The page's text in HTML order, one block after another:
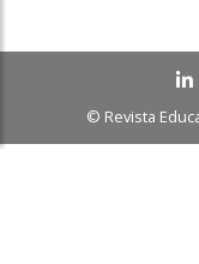
© Revista